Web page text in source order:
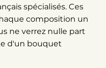
spécialisés. Ces
composition un
ne verrez nulle part
d'un bouquet